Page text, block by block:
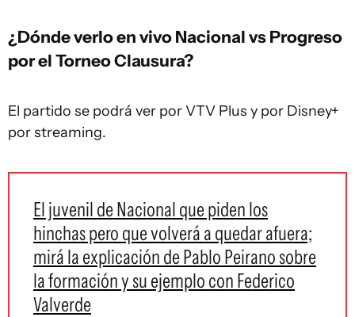
¿Dónde verlo en vivo Nacional vs Progreso
por el Torneo Clausura?
El partido se podrá ver por VTV Plus y por Disney+
por streaming.
El juvenil de Nacional que piden los
hinchas pero que volverá a quedar afuera;
mirá la explicación de Pablo Peirano sobre
la formación y su ejemplo con Federico
Valverde